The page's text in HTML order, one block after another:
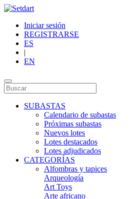
Iniciar sesión
REGISTRARSE
ES
|
EN
SUBASTAS
Calendario de subastas
Próximas subastas
Nuevos lotes
Lotes destacados
Lotes adjudicados
CATEGORÍAS
Alfombras y tapices
Arqueología
Art Toys
Arte africano